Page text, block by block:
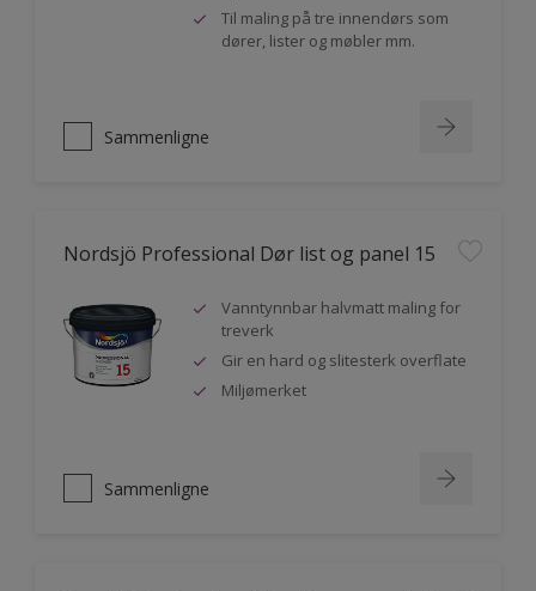
Til maling på tre innendørs som
dører, lister og møbler mm.
Sammenligne
Nordsjö Professional Dør list og panel 15
Vanntynnbar halvmatt maling for
treverk
Gir en hard og slitesterk overflate
Miljømerket
Sammenligne